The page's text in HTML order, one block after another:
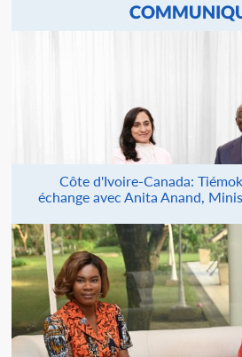
Côte d'Ivoire-Canada:
échange avec Anita Anand,